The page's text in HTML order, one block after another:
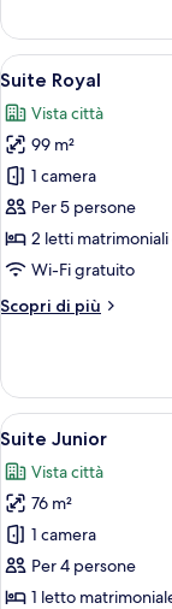
familiare
con
2
singoli
Apri
tutte
le
foto
per
Suite
Royal
5
Suite Royal
Vista città
99 m²
1 camera
Per 5 persone
2 letti
Wi-Fi gratuito
Scopri di più
Altri
Royal
Apri
tutte
le
foto
per
Suite
Junior
5
Suite Junior
Vista città
76 m²
1 camera
Per 4 persone
1 letto